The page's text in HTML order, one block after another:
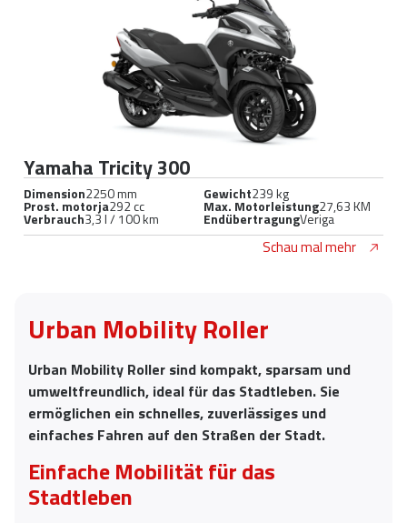
Yamaha Tricity 300
Dimension2250 mm Gewicht239 kg
Prost. motorja292 cc Max. Motorleistung27,63 KM
Verbrauch3,3 l / 100 km EndübertragungVeriga
Schau mal mehr
Urban Mobility Roller
Urban Mobility Roller sind kompakt, sparsam und
umweltfreundlich, ideal für das Stadtleben. Sie
ermöglichen ein schnelles, zuverlässiges und
einfaches Fahren auf den Straßen der Stadt.
Einfache Mobilität für das
Stadtleben